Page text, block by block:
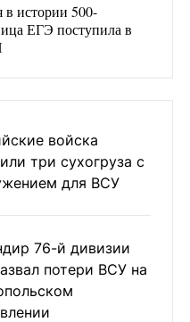
в истории 500-
ЕГЭ поступила в
войска
три сухогруза с
для ВСУ
76-й дивизии
потери ВСУ на